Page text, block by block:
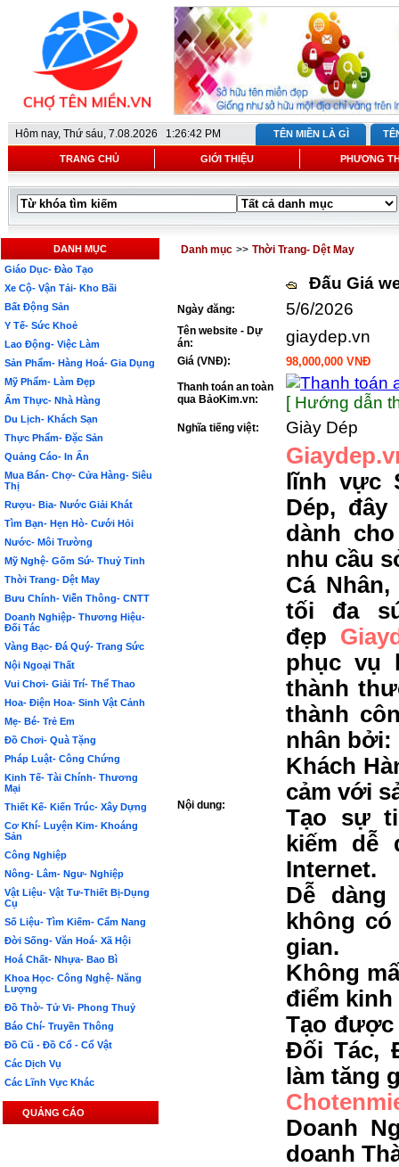
Hôm nay, Thứ sáu, 7.08.2026 1:26:42 PM TÊN MIỀN LÀ GÌ
TRANG CHỦ GIỚI THIỆU PHƯƠNG
DANH MỤC
Giáo Dục- Đào Tạo
Xe Cộ- Vận Tải- Kho Bãi
Bất Động Sản
Y Tế- Sức Khoẻ
Lao Động- Việc Làm
Sản Phẩm- Hàng Hoá- Gia Dụng
Mỹ Phẩm- Làm Đẹp
Ẩm Thực- Nhà Hàng
Du Lịch- Khách Sạn
Thực Phẩm- Đặc Sản
Quảng Cáo- In Ấn
Mua Bán- Chợ- Cửa Hàng- Siêu
Thị
Rượu- Bia- Nước Giải Khát
Tìm Bạn- Hẹn Hò- Cưới Hỏi
Nước- Môi Trường
Mỹ Nghệ- Gốm Sứ- Thuỷ Tinh
Thời Trang- Dệt May
Bưu Chính- Viễn Thông- CNTT
Doanh Nghiệp- Thương Hiệu-
Đối Tác
Vàng Bạc- Đá Quý- Trang Sức
Nội Ngoại Thất
Vui Chơi- Giải Trí- Thể Thao
Hoa- Điện Hoa- Sinh Vật Cảnh
Mẹ- Bé- Trẻ Em
Đồ Chơi- Quà Tặng
Pháp Luật- Công Chứng
Kinh Tế- Tài Chính- Thương
Mại
Thiết Kế- Kiến Trúc- Xây Dựng
Cơ Khí- Luyện Kim- Khoáng
Sản
Công Nghiệp
Nông- Lâm- Ngư- Nghiệp
Vật Liệu- Vật Tư-Thiết Bị-Dụng
Cụ
Số Liệu- Tìm Kiếm- Cẩm Nang
Đời Sống- Văn Hoá- Xã Hội
Hoá Chất- Nhựa- Bao Bì
Khoa Học- Công Nghệ- Năng
Lượng
Đồ Thờ- Tử Vi- Phong Thuỷ
Báo Chí- Truyền Thông
Đồ Cũ - Đồ Cổ - Cổ Vật
Các Dịch Vụ
Các Lĩnh Vực Khác
QUẢNG CÁO
Danh mục >> Thời Trang- Dệt May
Đấu Giá
Ngày đăng: 5/6/2026
Tên website - Dự
án:
giaydep.vn
Giá (VNĐ): 98,000,000 VNĐ
Thanh toán an toàn
qua BảoKim.vn:
[ Hướng dẫn
Nghĩa tiếng việt: Giày Dép
Nội dung:
lĩnh vực
Dép,
dành
nhu cầu
Cá
tối đa
đẹp
phục vụ
thành
thành
nhân bởi:
Khách
cảm với
Tạo sự
kiếm dễ
Internet.
Dễ
không
gian.
Không
điểm kinh
Tạo được
Đối Tác,
làm tăng
Doanh
doanh